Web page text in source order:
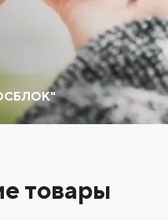
товары